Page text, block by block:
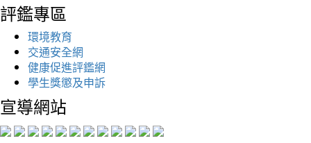
評鑑專區
環境教育
交通安全網
健康促進評鑑網
學生獎懲及申訴
宣導網站